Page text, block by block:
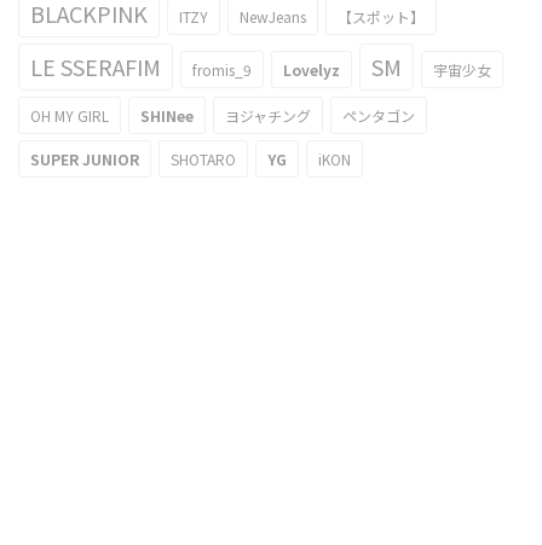
BLACKPINK ITZY NewJeans 【スポット】
LE SSERAFIM fromis_9 Lovelyz SM 宇宙少女
OH MY GIRL SHINee ヨジャチング ペンタゴン
SUPER JUNIOR SHOTARO YG iKON